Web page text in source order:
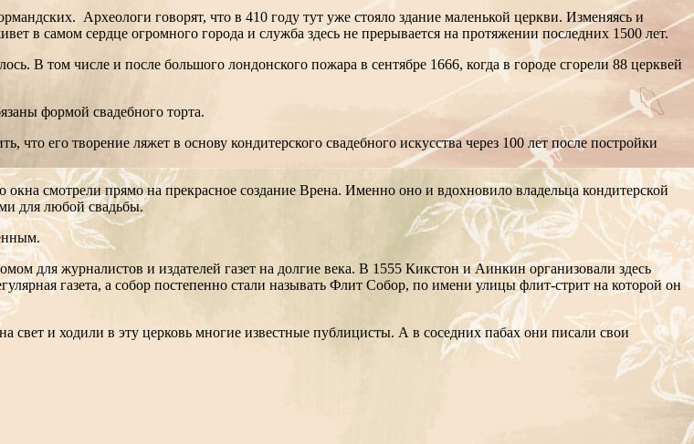
Археологи говорят, что в 410 году тут уже стояло здание маленькой церкви. Изменяясь и
в самом сердце огромного города и служба здесь не прерывается на протяжении последних 1500 лет.
В том числе и после большого лондонского пожара в сентябре 1666, когда в городе сгорели 88 церквей
формой свадебного торта.
его творение ляжет в основу кондитерского свадебного искусства через 100 лет после постройки
смотрели прямо на прекрасное создание Врена. Именно оно и вдохновило владельца кондитерской
для любой свадьбы.
для журналистов и издателей газет на долгие века. В 1555 Кикстон и Аинкин организовали здесь
газета, а собор постепенно стали называть Флит Собор, по имени улицы флит-стрит на которой он
и ходили в эту церковь многие известные публицисты. А в соседних пабах они писали свои